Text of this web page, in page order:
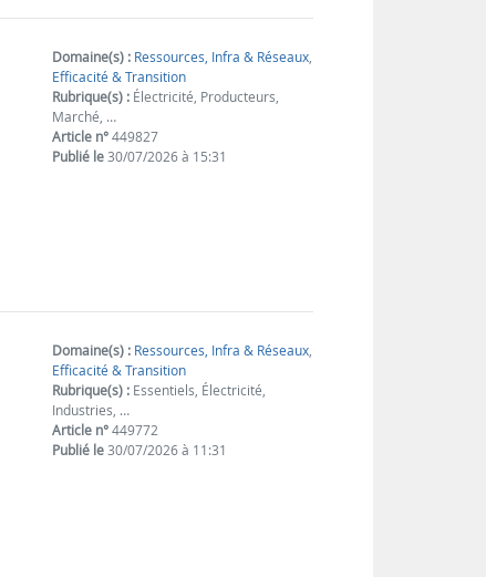
Domaine(s) : Ressources, Infra & Réseaux,
Efficacité & Transition
Rubrique(s) : Électricité, Producteurs,
Marché, …
Article n°449827
Publié le30/07/2026 à 15:31
Domaine(s) : Ressources, Infra & Réseaux,
Efficacité & Transition
Rubrique(s) : Essentiels, Électricité,
Industries, …
Article n°449772
Publié le30/07/2026 à 11:31